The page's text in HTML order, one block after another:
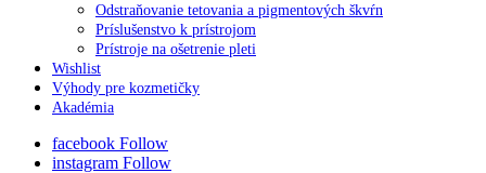
Odstraňovanie tetovania a pigmentových škvŕn
Príslušenstvo k prístrojom
Prístroje na ošetrenie pleti
Wishlist
Výhody pre kozmetičky
Akadémia
facebook Follow
instagram Follow